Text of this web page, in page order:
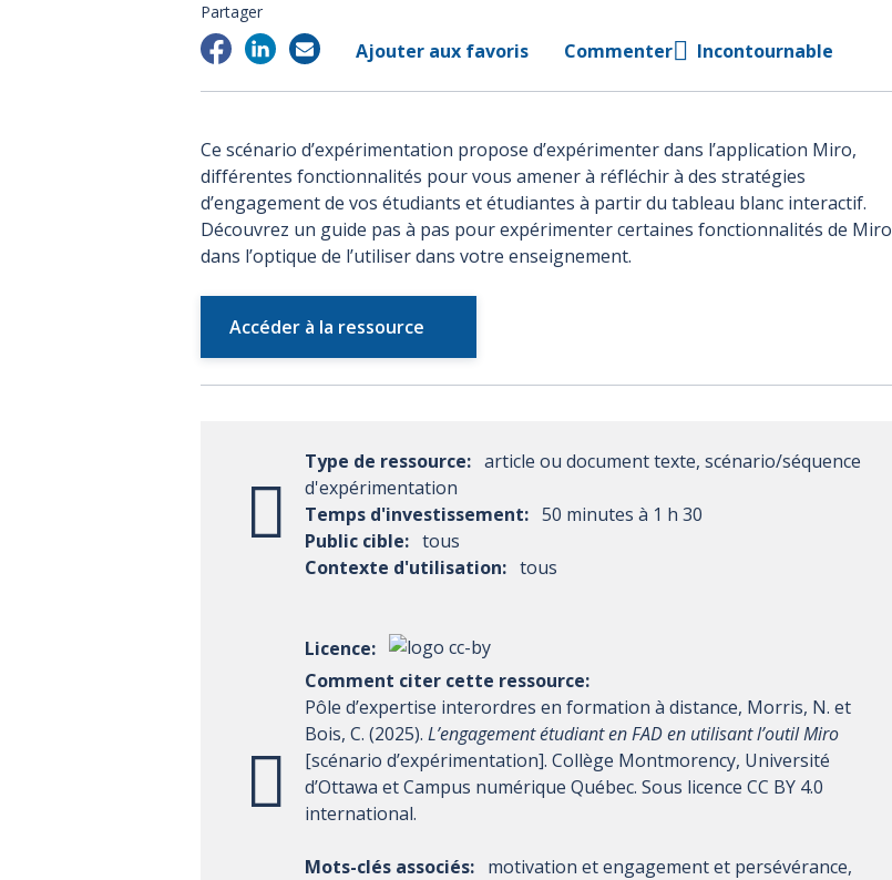
Partager
Ajouter aux favoris Commenter Incontournable
Ce scénario d’expérimentation propose d’expérimenter dans l’application Miro,
différentes fonctionnalités pour vous amener à réfléchir à des stratégies
d’engagement de vos étudiants et étudiantes à partir du tableau blanc interactif.
Découvrez un guide pas à pas pour expérimenter certaines fonctionnalités de Miro
dans l’optique de l’utiliser dans votre enseignement.
Accéder à la ressource
Type de ressource: article ou document texte, scénario/séquence
d'expérimentation
Temps d'investissement: 50 minutes à 1 h 30
Public cible: tous
Contexte d'utilisation: tous
Licence:
Comment citer cette ressource:
Pôle d’expertise interordres en formation à distance, Morris, N. et
Bois, C. (2025). L’engagement étudiant en FAD en utilisant l’outil Miro
[scénario d’expérimentation]. Collège Montmorency, Université
d’Ottawa et Campus numérique Québec. Sous licence CC BY 4.0
international.
Mots-clés associés: motivation et engagement et persévérance,